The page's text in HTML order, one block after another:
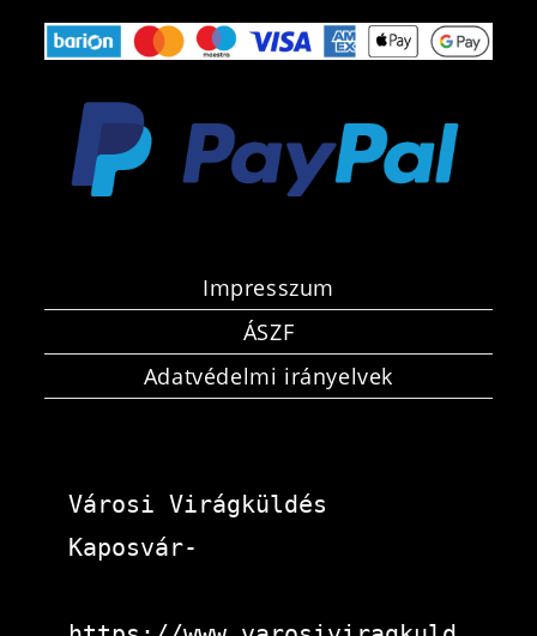
Impresszum
ÁSZF
Adatvédelmi irányelvek
Városi Virágküldés
Kaposvár-